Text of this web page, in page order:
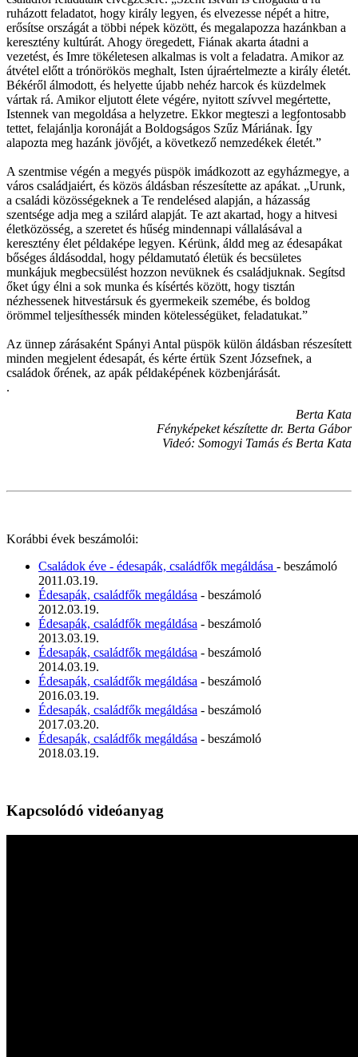
ruházott feladatot, hogy király legyen, és elvezesse népét a hitre,
erősítse országát a többi népek között, és megalapozza hazánkban a
keresztény kultúrát. Ahogy öregedett, Fiának akarta átadni a
vezetést, és Imre tökéletesen alkalmas is volt a feladatra. Amikor az
átvétel előtt a trónörökös meghalt, Isten újraértelmezte a király életét.
Békéről álmodott, és helyette újabb nehéz harcok és küzdelmek
vártak rá. Amikor eljutott élete végére, nyitott szívvel megértette,
Istennek van megoldása a helyzetre. Ekkor megteszi a legfontosabb
tettet, felajánlja koronáját a Boldogságos Szűz Máriának. Így
alapozta meg hazánk jövőjét, a következő nemzedékek életét.”
A szentmise végén a megyés püspök imádkozott az egyházmegye, a
város családjaiért, és közös áldásban részesítette az apákat. „Urunk,
a családi közösségeknek a Te rendelésed alapján, a házasság
szentsége adja meg a szilárd alapját. Te azt akartad, hogy a hitvesi
életközösség, a szeretet és hűség mindennapi vállalásával a
keresztény élet példaképe legyen. Kérünk, áldd meg az édesapákat
bőséges áldásoddal, hogy példamutató életük és becsületes
munkájuk megbecsülést hozzon nevüknek és családjuknak. Segítsd
őket úgy élni a sok munka és kísértés között, hogy tisztán
nézhessenek hitvestársuk és gyermekeik szemébe, és boldog
örömmel teljesíthessék minden kötelességüket, feladatukat.”
Az ünnep zárásaként Spányi Antal püspök külön áldásban részesített
minden megjelent édesapát, és kérte értük Szent Józsefnek, a
családok őrének, az apák példaképének közbenjárását.
.
Berta Kata
Fényképeket készítette dr. Berta Gábor
Videó: Somogyi Tamás és Berta Kata
Korábbi évek beszámolói:
Családok éve - édesapák, családfők megáldása - beszámoló
2011.03.19.
Édesapák, családfők megáldása - beszámoló
2012.03.19.
Édesapák, családfők megáldása - beszámoló
2013.03.19.
Édesapák, családfők megáldása - beszámoló
2014.03.19.
Édesapák, családfők megáldása - beszámoló
2016.03.19.
Édesapák, családfők megáldása - beszámoló
2017.03.20.
Édesapák, családfők megáldása - beszámoló
2018.03.19.
Kapcsolódó videóanyag